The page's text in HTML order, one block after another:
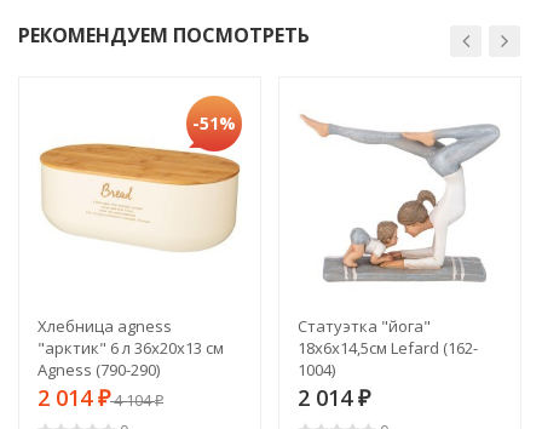
РЕКОМЕНДУЕМ ПОСМОТРЕТЬ
-51%
Хлебница agness
"арктик" 6 л 36x20x13 см
Agness (790-290)
2 014 ₽4 104₽
Статуэтка "йога"
18х6х14,5см Lefard (162-
1004)
2 014 ₽